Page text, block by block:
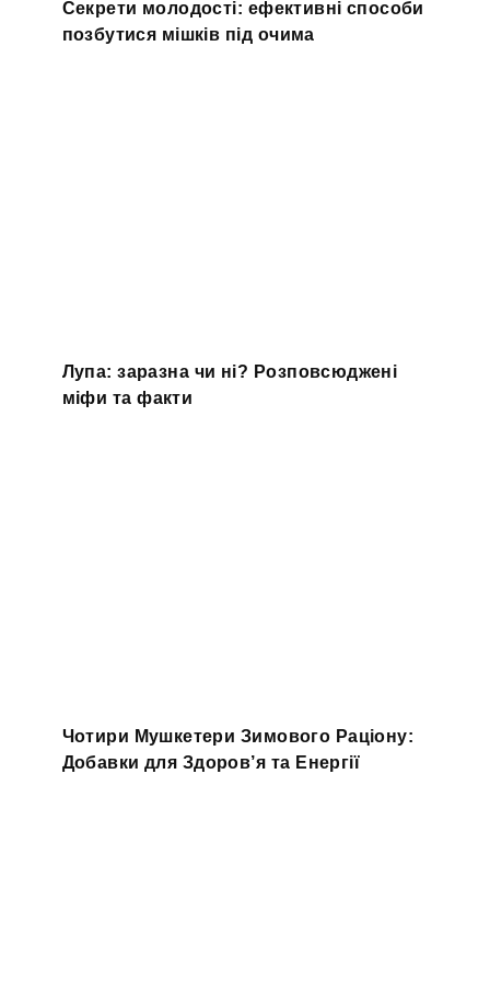
Секрети молодості: ефективні способи
позбутися мішків під очима
Лупа: заразна чи ні? Розповсюджені
міфи та факти
Чотири Мушкетери Зимового Раціону:
Добавки для Здоров’я та Енергії